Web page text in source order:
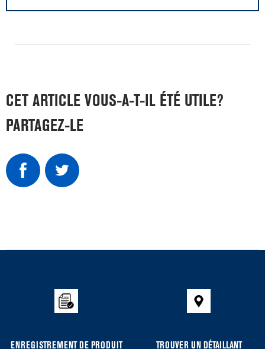
CET ARTICLE VOUS-A-T-IL ÉTÉ UTILE?
PARTAGEZ-LE
youENREGISTREMENT DE PRODUIT TROUVER UN DÉTAILLANT